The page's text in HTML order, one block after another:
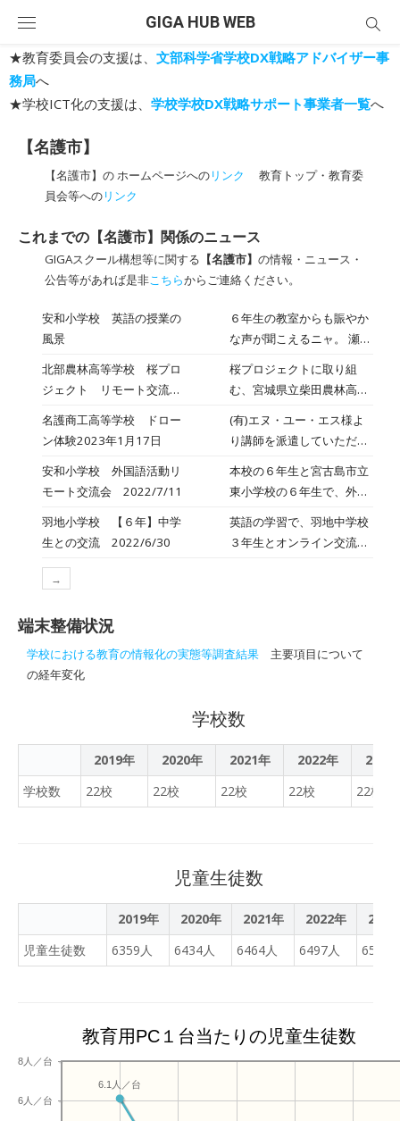
content
GIGA HUB WEB
★教育委員会の支援は、 文部科学省学校DX戦略アドバイザー事
務局へ
★学校ICT化の支援は、 学校学校DX戦略サポート事業者一覧へ
【名護市】
【名護市】の ホームページへのリンク
教育トップ・教育委
員会等へのリンク
これまでの【名護市】関係のニュース
GIGAスクール構想等に関する 【名護市】 の情報・ニュース・
公告等があれば是非こちらからご連絡ください。
安和小学校 英語の授業の
風景
６年生の教室からも賑やか
な声が聞こえるニャ。 瀬喜
ライン交流会だニャ。 交流
会の話題は、自分たちの住
む地域をさらによくするた
めの意見交換・・・・・ し
かも、スライドの資料を活
用し、お互いに英語でやり
取りをしているニ
ャ・・・・・ ちゃんと英語
で会話している。素晴らし
北部農林高等学校 桜プロ
ジェクト リモート交流会
宮城県農業高校、沖縄県立
北部農林高校林業緑地科＆
桜プロジェクトに取り組
む、宮城県立柴田農林高校
とリモート交流を行いまし
た。互いの高校のことやプ
ロジェクトの紹介、地域の
こと、名産品などについて
東北と南国をつなぎ有意義
な交流になりました。これ
からも、連携を取り合い、
名護商工高等学校 ドロー
ン体験2023年1月17日
(有)エヌ・ユー・エス様よ
り講師を派遣していただ
象に「ドローンを使ったプ
ログラミング」出前講座を
実施しました。 ドローン制
御プログラミング体験を通
安和小学校 外国語活動リ
モート交流会 2022/7/11
本校の６年生と宮古島市立
東小学校の６年生で、外国
実施しました。
羽地小学校 【６年】中学
生との交流 2022/6/30
英語の学習で、羽地中学校
３年生とオンライン交流を
羽地内海、羽地みかん、神
アサギなど自分たちで調べ
→
端末整備状況
学校における教育の情報化の実態等調査結果 主要項目について
の経年変化
学校数
2019年 2020年 2021年 2022年
2023
学校数
22校 22校 22校 22校 22校
児童生徒数
2019年 2020年 2021年 2022年
2023
児童生徒数
6359人 6434人 6464人 6497人 6510
教育用PC１台当たりの児童生徒数
6人／台
8人／台
6.1人／台